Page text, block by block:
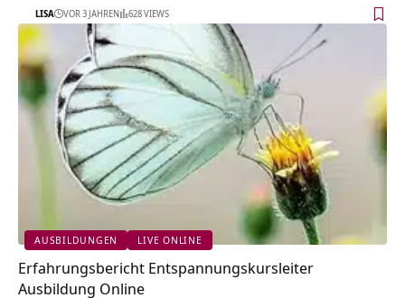
LISA VOR 3 JAHREN 628 VIEWS
AUSBILDUNGEN LIVE ONLINE
Erfahrungsbericht Entspannungskursleiter
Ausbildung Online